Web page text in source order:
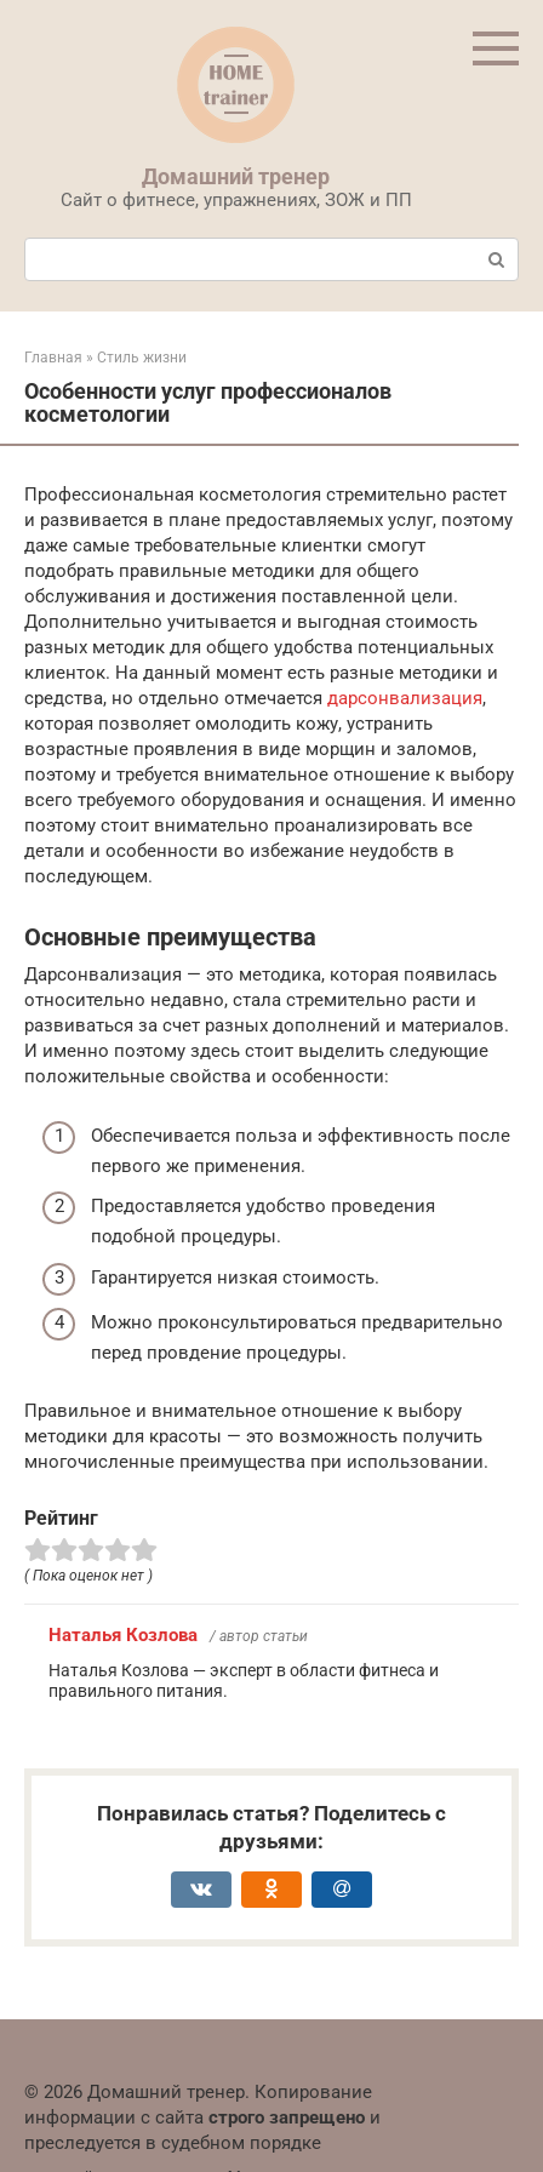
Домашний тренер
Сайт о фитнесе, упражнениях, ЗОЖ и ПП
Поиск:
Главная » Стиль жизни
Особенности услуг профессионалов
косметологии
Профессиональная косметология стремительно растет
и развивается в плане предоставляемых услуг, поэтому
даже самые требовательные клиентки смогут
подобрать правильные методики для общего
обслуживания и достижения поставленной цели.
Дополнительно учитывается и выгодная стоимость
разных методик для общего удобства потенциальных
клиенток. На данный момент есть разные методики и
средства, но отдельно отмечается дарсонвализация,
которая позволяет омолодить кожу, устранить
возрастные проявления в виде морщин и заломов,
поэтому и требуется внимательное отношение к выбору
всего требуемого оборудования и оснащения. И именно
поэтому стоит внимательно проанализировать все
детали и особенности во избежание неудобств в
последующем.
Основные преимущества
Дарсонвализация — это методика, которая появилась
относительно недавно, стала стремительно расти и
развиваться за счет разных дополнений и материалов.
И именно поэтому здесь стоит выделить следующие
положительные свойства и особенности:
Обеспечивается польза и эффективность после
первого же применения.
Предоставляется удобство проведения
подобной процедуры.
Гарантируется низкая стоимость.
Можно проконсультироваться предварительно
перед провдение процедуры.
Правильное и внимательное отношение к выбору
методики для красоты — это возможность получить
многочисленные преимущества при использовании.
Рейтинг
( Пока оценок нет )
Наталья Козлова / автор статьи
Наталья Козлова — эксперт в области фитнеса и
правильного питания.
Понравилась статья? Поделитесь с
друзьями:
© 2026 Домашний тренер. Копирование
информации с сайта строго запрещено и
преследуется в судебном порядке